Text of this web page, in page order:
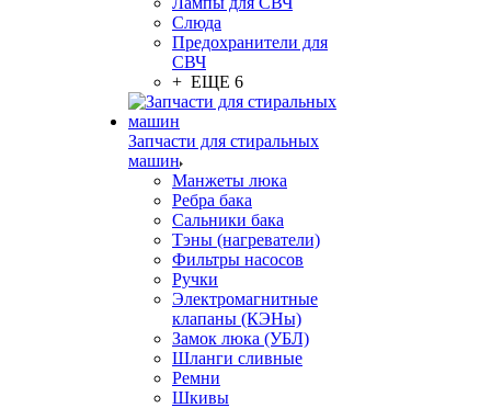
Слюда
Предохранители для
СВЧ
+ ЕЩЕ 6
Запчасти для стиральных
машин
Манжеты люка
Ребра бака
Сальники бака
Тэны (нагреватели)
Фильтры насосов
Ручки
Электромагнитные
клапаны (КЭНы)
Замок люка (УБЛ)
Шланги сливные
Ремни
Шкивы